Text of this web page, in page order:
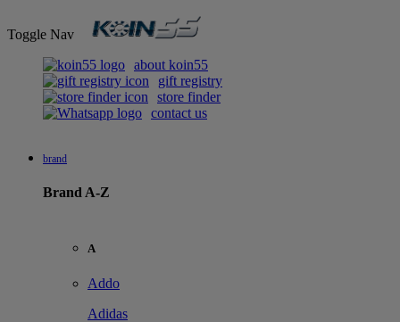
Toggle Nav
about koin55
gift registry
store finder
contact us
brand
Brand A-Z
A
Addo
Adidas